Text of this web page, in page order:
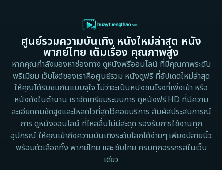
Detective สืบสวน
Disaster
Disney+
Documentary สารคดี
Documentary สารคดี
Drama ดราม่า
1983
1982
1971
1962
ศูนย์รวมความบันเทิง หนังใหม่ล่าสุด หนัง
พากย์ไทย เต็มเรื่อง คุณภาพสูง
หากคุณกำลังมองหาช่องทาง ดูหนังฟรีออนไลน์ ที่มีคุณภาพระดับ
พรีเมียม เว็บไซต์ของเราคือศูนย์รวม หนังดูฟรี ที่อัปเดตใหม่ล่าสุด
ให้คุณได้รับชมกันแบบจุใจ ไม่ว่าจะเป็นหนังชนโรงที่เพิ่งเข้า หรือ
หนังดังในตำนาน เราจัดเตรียมระบบการ ดูหนังฟรี HD ที่มีความ
ละเอียดคมชัดสูงและโหลดไวที่สุดไว้คอยบริการ สัมผัสประสบการณ์
การ ดูหนังออนไลน์ ที่ไหลลื่นไม่มีสะดุด รองรับการใช้งานทุก
อุปกรณ์ ให้คุณเข้าถึงความบันเทิงระดับโลกได้ง่ายๆ เพียงปลายนิ้ว
พร้อมตัวเลือกทั้ง พากย์ไทย และ ซับไทย ครบทุกอรรถรสในเว็บ
เดียว